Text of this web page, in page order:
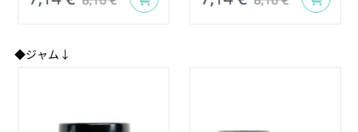
◆ジャム↓